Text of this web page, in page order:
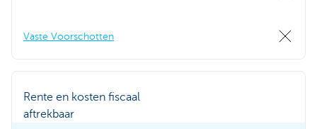
Vaste Voorschotten
Rente en kosten fiscaal
aftrekbaar